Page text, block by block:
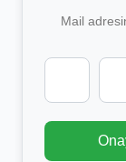
Mail